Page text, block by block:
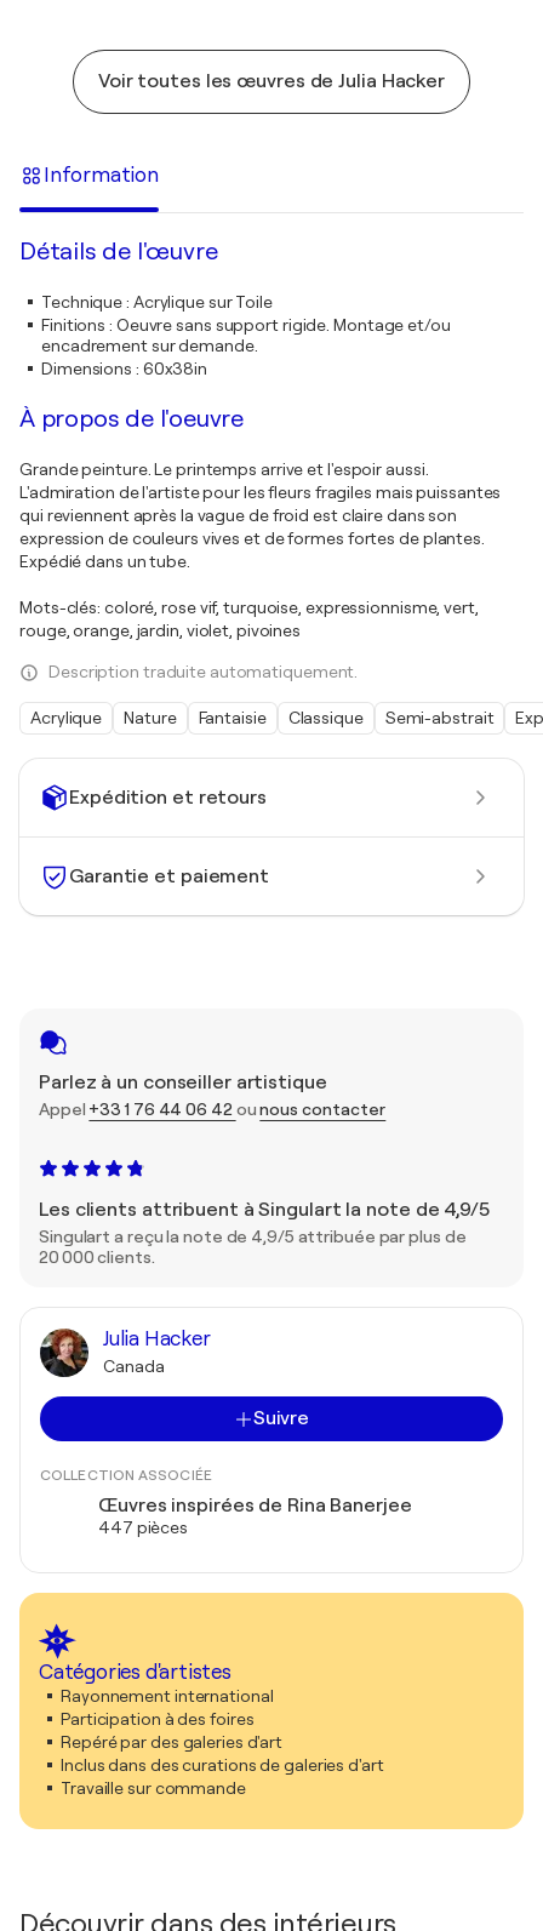
Expédition et retours
Garantie et paiement
Parlez à un conseiller artistique
Appel +33 1 76 44 06 42 ounous contacter
Les clients attribuent à Singulart la note de 4,9/5
Singulart a reçu la note de 4,9/5 attribuée par plus de
20 000 clients.
Julia Hacker
Canada
Suivre
COLLECTION ASSOCIÉE
Œuvres inspirées de Rina Banerjee
447 pièces
Catégories d'artistes
Rayonnement international
Participation à des foires
Repéré par des galeries d'art
Inclus dans des curations de galeries d'art
Travaille sur commande
Découvrir dans des intérieurs
Voir toutes les œuvres de Julia Hacker
Information
Détails de l'œuvre
Technique: Acrylique sur Toile
Finitions : Oeuvre sans support rigide. Montage et/ou
encadrement sur demande.
Dimensions : 60x38in
À propos de l'oeuvre
Grande peinture. Le printemps arrive et l'espoir aussi.
L'admiration de l'artiste pour les fleurs fragiles mais puissantes
qui reviennent après la vague de froid est claire dans son
expression de couleurs vives et de formes fortes de plantes.
Expédié dans un tube.
Mots-clés: coloré, rose vif, turquoise, expressionnisme, vert,
rouge, orange, jardin, violet, pivoines
Description traduite automatiquement.
Acrylique Nature Fantaisie Classique Semi-abstrait